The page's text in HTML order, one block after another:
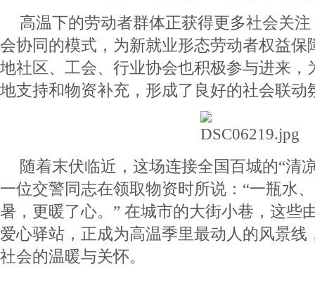
高温下的劳动者群体正获得更多社会关
会协同的模式，为新就业形态劳动者权益保
地社区、工会、行业协会也积极参与进来，
地支持和物资补充，形成了良好的社会联动
随着末伏临近，这场连接全国百城的“清
一位交警同志在领取物资时所说：“一瓶水
暑，更暖了心。” 在城市的大街小巷，这些
爱心驿站，正成为高温季里最动人的风景线
社会的温暖与关怀。